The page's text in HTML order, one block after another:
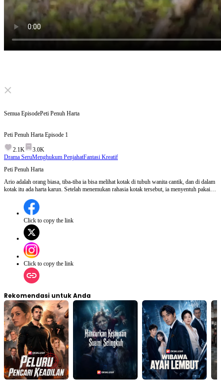
Click to unmute
Semua EpisodePeti Penuh Harta
Peti Penuh Harta Episode 1
2.1K
3.0K
Drama SeruMenghukum PenjahatFantasi Kreatif
Peti Penuh Harta
Ario adalah orang biasa, tiba-tiba ia bisa melihat kotak di tubuh wanita cantik, dan di dalam
kotak itu ada harta karun. Setelah menemukan rahasia kotak tersebut, ia menyentuh pakaian
menuju puncak kesuksesan.
Click to copy the link
Click to copy the link
Rekomendasi untuk Anda